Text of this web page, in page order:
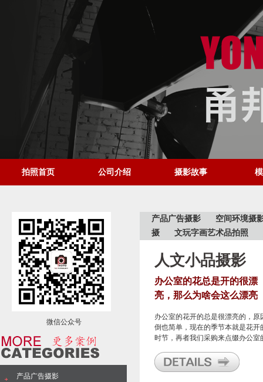
拍照首页 公司介绍 摄影故事
产品广告摄影
空间环境摄
摄
文玩字画艺术品拍照
人文小品摄影
办公室的花总是开的很漂
亮，那么为啥会这么漂亮
办公室的花开的总是很漂亮的，原
倒也简单，现在的季节本就是花开
时节，再者我们采购来点缀办公室
的花儿。
微信公众号
产品广告摄影